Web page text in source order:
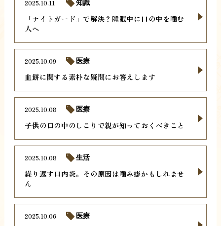
「ナイトガード」で解決？睡眠中に口の中を噛む
人へ
2025.10.11 知識
血餅に関する素朴な疑問にお答えします
2025.10.09 医療
子供の口の中のしこりで親が知っておくべきこと
2025.10.08 医療
繰り返す口内炎。その原因は噛み癖かもしれませ
ん
2025.10.08 生活
2025.10.06 医療